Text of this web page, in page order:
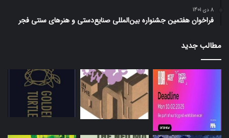
8 دی 1401
فراخوان هفتمین جشنواره بین‌المللی صنایع‌دستی و هنرهای سنتی فجر
مطالب جدید